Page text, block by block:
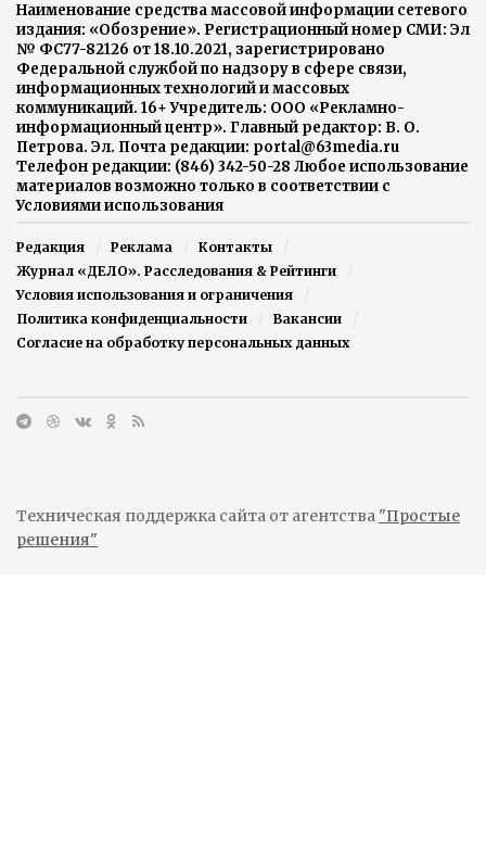
Наименование средства массовой информации сетевого
издания: «Обозрение». Регистрационный номер СМИ: Эл
№ ФС77-82126 от 18.10.2021, зарегистрировано
Федеральной службой по надзору в сфере связи,
информационных технологий и массовых
коммуникаций. 16+ Учредитель: ООО «Рекламно-
информационный центр». Главный редактор: В. О.
Петрова. Эл. Почта редакции: portal@63media.ru
Телефон редакции: (846) 342-50-28 Любое использование
материалов возможно только в соответствии с
Условиями использования
Редакция Реклама
Контакты
Журнал «ДЕЛО». Расследования & Рейтинги
Условия использования и ограничения
Политика конфиденциальности
Вакансии
Согласие на обработку персональных данных
Техническая поддержка сайта от агентства "Простые
решения"